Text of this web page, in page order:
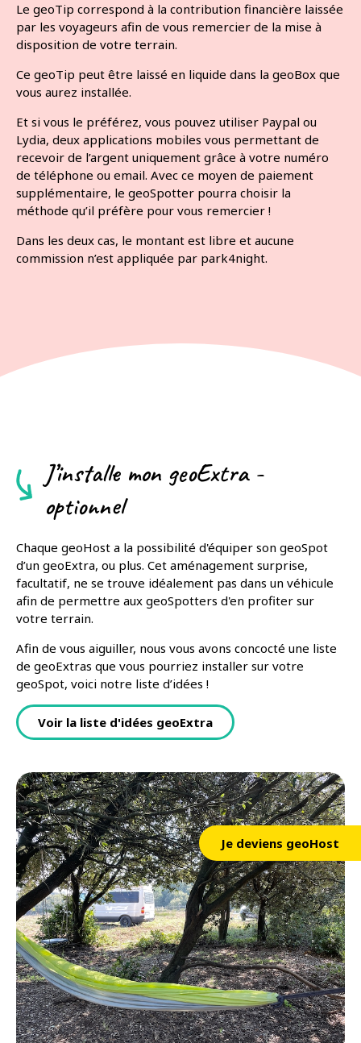
Je deviens geoHost
Le geoTip correspond à la contribution financière laissée
par les voyageurs afin de vous remercier de la mise à
disposition de votre terrain.
Ce geoTip peut être laissé en liquide dans la geoBox que
vous aurez installée.
Et si vous le préférez, vous pouvez utiliser Paypal ou
Lydia, deux applications mobiles vous permettant de
recevoir de l’argent uniquement grâce à votre numéro
de téléphone ou email. Avec ce moyen de paiement
supplémentaire, le geoSpotter pourra choisir la
méthode qu’il préfère pour vous remercier !
Dans les deux cas, le montant est libre et aucune
commission n’est appliquée par park4night.
J’installe mon geoExtra -
optionnel
Chaque geoHost a la possibilité d'équiper son geoSpot
d’un geoExtra, ou plus. Cet aménagement surprise,
facultatif, ne se trouve idéalement pas dans un véhicule
afin de permettre aux geoSpotters d'en profiter sur
votre terrain.
Afin de vous aiguiller, nous vous avons concocté une liste
de geoExtras que vous pourriez installer sur votre
geoSpot, voici notre liste d’idées !
Voir la liste d'idées geoExtra